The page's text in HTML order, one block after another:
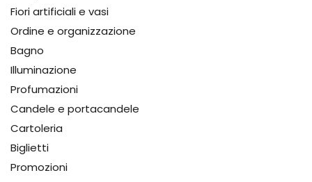
Fiori artificiali e vasi
Ordine e organizzazione
Bagno
Illuminazione
Profumazioni
Candele e portacandele
Cartoleria
Biglietti
Promozioni